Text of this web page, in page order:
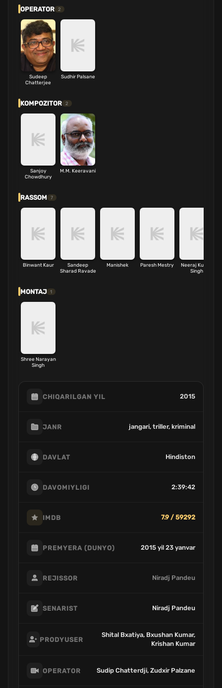
OPERATOR 2
Sudeep
Chatterjee
Sudhir Palsane
KOMPOZITOR 2
Sanjoy
Chowdhury
M.M. Keeravani
RASSOM 7
Binwant Kaur
Sandeep
Sharad Ravade
Manishek Paresh Mestry
Neeraj Kumar
Singh
MONTAJ 1
Shree Narayan
Singh
CHIQARILGAN YIL 2015
JANR jangari, triller, kriminal
DAVLAT Hindiston
DAVOMIYLIGI 2:39:42
IMDB 7.9 / 59292
PREMYERA (DUNYO) 2015 yil 23 yanvar
REJISSOR Niradj Pandeu
SENARIST Niradj Pandeu
PRODYUSER
Shital Bxatiya, Bxushan Kumar,
Krishan Kumar
OPERATOR Sudip Chatterdji, Zudxir Palzane